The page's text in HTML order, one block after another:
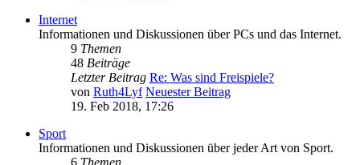
Internet
Informationen und Diskussionen über PCs und das Internet.
9 Themen
48 Beiträge
Letzter Beitrag Re: Was sind Freispiele?
von Ruth4Lyf Neuester Beitrag
19. Feb 2018, 17:26
Sport
Informationen und Diskussionen über jeder Art von Sport.
6 Themen